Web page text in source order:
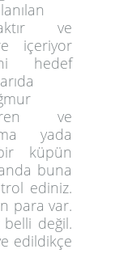
ve
içeriyor
hedef
ve
yada
küpün
buna
ediniz.
para var.
değil.
edildikçe